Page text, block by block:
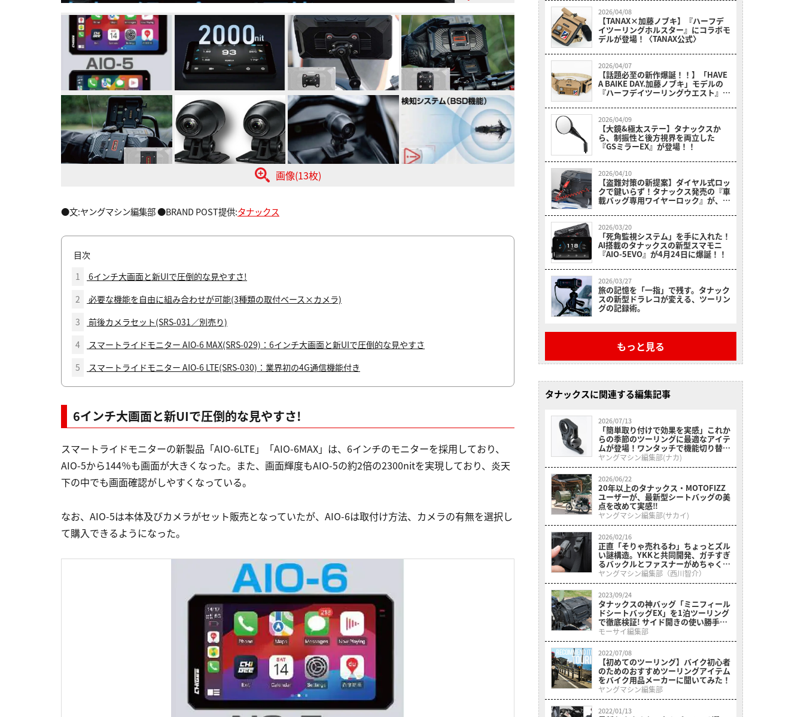
画像(13枚)
●文:ヤングマシン編集部 ●BRAND POST提供:タナックス
目次
1
6インチ大画面と新UIで圧倒的な見やすさ!
2
必要な機能を自由に組み合わせが可能(3種類の取付ベース×カメラ)
3
前後カメラセット(SRS-031／別売り)
4
スマートライドモニター AIO-6 MAX(SRS-029)：6インチ大画面と新UIで圧倒的な見やすさ
5
スマートライドモニター AIO-6 LTE(SRS-030)：業界初の4G通信機能付き
6インチ大画面と新UIで圧倒的な見やすさ!
スマートライドモニターの新製品「AIO-6LTE」「AIO-6MAX」は、6インチのモニターを採用しており、
AIO-5から144％も画面が大きくなった。また、画面輝度もAIO-5の約2倍の2300nitを実現しており、炎天
下の中でも画面確認がしやすくなっている。
なお、AIO-5は本体及びカメラがセット販売となっていたが、AIO-6は取付け方法、カメラの有無を選択し
て購入できるようになった。
2026/04/08
【TANAX×加藤ノブキ】『ハーフデ
イツーリングホルスター』にコラボモ
デルが登場！〈TANAX公式〉
2026/04/07
【話題必至の新作爆誕！！】「HAVE
A BAIKE DAY.加藤ノブキ」モデルの
『ハーフデイツーリングウエスト』が
式〉
2026/04/09
【大鏡&極太ステー】タナックスか
ら、制振性と後方視界を両立した
『GSミラーEX』が登場！！
2026/04/10
【盗難対策の新提案】ダイヤル式ロッ
クで鍵いらず！タナックス発売の『車
載バッグ専用ワイヤーロック』が、ツ
2026/03/20
「死角監視システム」を手に入れた！
AI搭載のタナックスの新型スマモニ
『AIO-5EVO』が4月24日に爆誕！！
2026/03/27
旅の記憶を「一指」で残す。タナック
スの新型ドラレコが変える、ツーリン
グの記録術。
もっと見る
タナックスに関連する編集記事
2026/07/13
「簡単取り付けで効果を実感」これか
らの季節のツーリングに最適なアイテ
ムが登場！ワンタッチで機能切り替え
も可能！［タナックス・モトベル］を
紹介！
ヤングマシン編集部(ナカ)
2026/06/22
20年以上のタナックス・MOTOFIZZ
ユーザーが、最新型シートバッグの美
点を改めて実感‼
ヤングマシン編集部(サカイ)
2026/02/16
正直「そりゃ売れるわ」ちょっとズル
い謎構造。YKKと共同開発、ガチすぎ
るバックルとファスナーがめちゃくち
ゃ優秀でヤバい
ヤングマシン編集部（西川智介）
2023/09/24
タナックスの神バッグ「ミニフィール
ドシートバッグEX」を1泊ツーリング
で徹底検証! サイド開きの使い勝手
は!?
モーサイ編集部
2022/07/08
【初めてのツーリング】バイク初心者
のためのおすすめツーリングアイテム
をバイク用品メーカーに聞いてみた！
ヤングマシン編集部
2022/01/13